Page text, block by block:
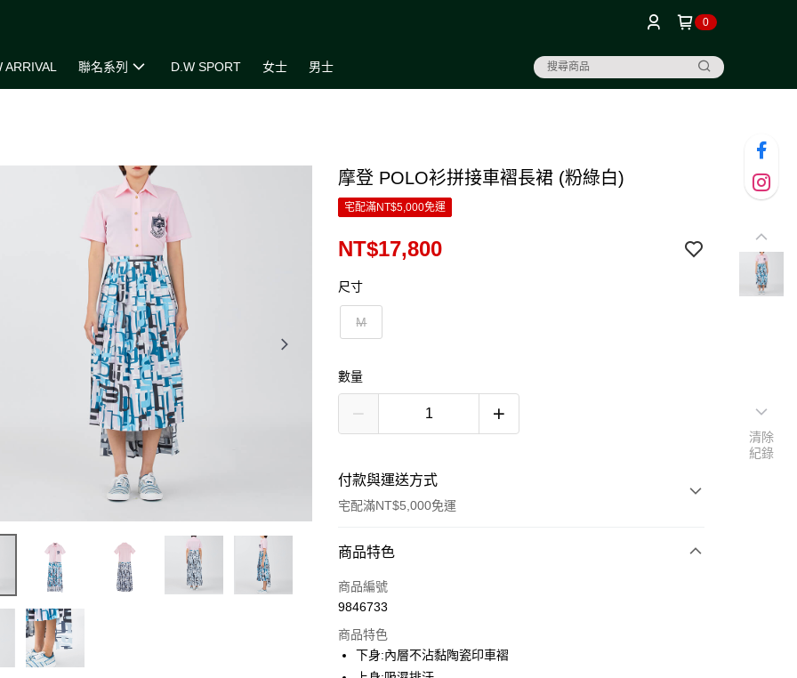
0
ARRIVAL 聯名系列 D.W SPORT 女士 男士
摩登 POLO衫拼接車褶長裙 (粉綠白)
宅配滿NT$5,000免運
NT$17,800
尺寸
M
數量
付款與運送方式
宅配滿NT$5,000免運
付款方式
信用卡一次付款
Apple Pay
商品特色
商品編號
9846733
商品特色
下身:內層不沾黏陶瓷印車褶
清除
紀錄